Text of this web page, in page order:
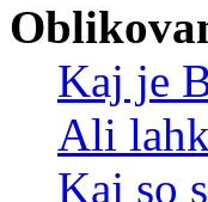
Kaj je
Ali
Kaj so